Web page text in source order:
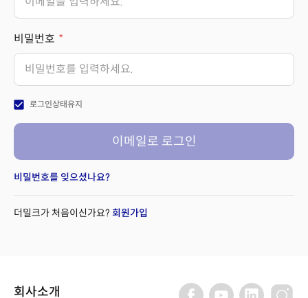
비밀번호
check_box 로그인상태유지
이메일로 로그인
비밀번호를 잊으셨나요?
더밀크가 처음이신가요? 회원가입
회사소개